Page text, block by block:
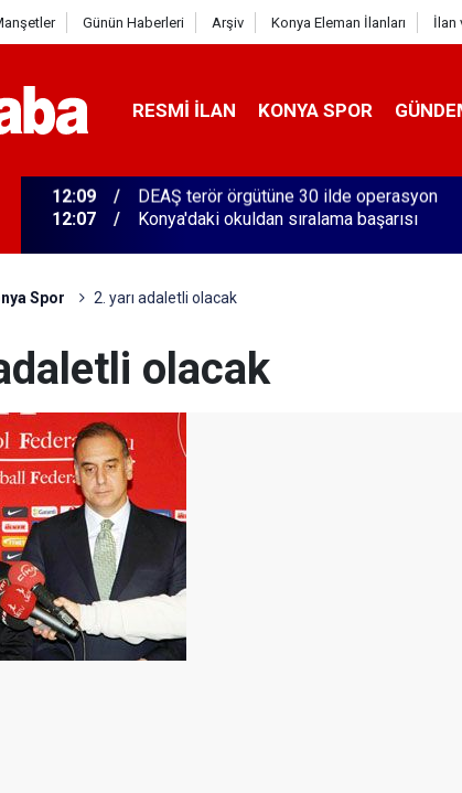
Günün Haberleri Arşiv Konya Eleman İlanları İlan
RESMI İLAN KONYA SPOR
12:07 Konya'daki okuldan sıralama başarısı
Spor 2. yarı adaletli olacak
olacak